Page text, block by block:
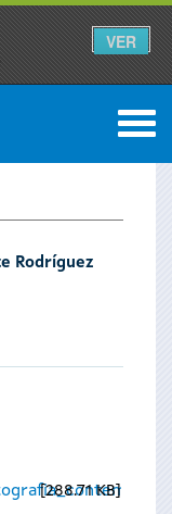
VER
0
Rodríguez
288.71 KB